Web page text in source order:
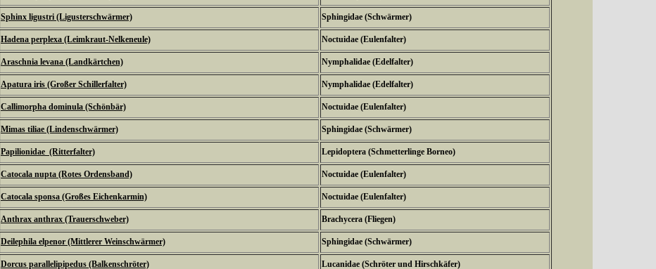
Sphinx ligustri (Ligusterschwärmer) Sphingidae (Schwärmer)
Hadena perplexa (Leimkraut-Nelkeneule) Noctuidae (Eulenfalter)
Araschnia levana (Landkärtchen) Nymphalidae (Edelfalter)
Apatura iris (Großer Schillerfalter) Nymphalidae (Edelfalter)
Callimorpha dominula (Schönbär) Noctuidae (Eulenfalter)
Mimas tiliae (Lindenschwärmer) Sphingidae (Schwärmer)
Papilionidae (Ritterfalter) Lepidoptera (Schmetterlinge Borneo)
Catocala nupta (Rotes Ordensband) Noctuidae (Eulenfalter)
Catocala sponsa (Großes Eichenkarmin) Noctuidae (Eulenfalter)
Anthrax anthrax (Trauerschweber) Brachycera (Fliegen)
Deilephila elpenor (Mittlerer Weinschwärmer) Sphingidae (Schwärmer)
Dorcus parallelipipedus (Balkenschröter) Lucanidae (Schröter und Hirschkäfer)